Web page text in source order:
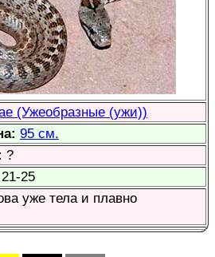
(Ужеобразные (ужи))
95 см.
?
21-25
уже тела и плавно